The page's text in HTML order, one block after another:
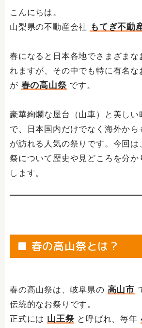
こんにちは。
山梨県の不動産会社 もてぎ不動
春になると日本各地でさまざまな
れますが、その中でも特に有名な
が 春の高山祭 です。
豪華絢爛な屋台（山車）と美しい
で、日本国内だけでなく海外から
が訪れる人気の祭りです。今回は
祭について歴史や見どころを分か
します。
■ 春の高山祭とは？
春の高山祭は、岐阜県の 高山市
伝統的なお祭りです。
正式には 山王祭 と呼ばれ、毎年